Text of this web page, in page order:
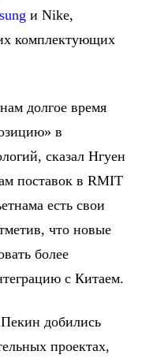
и Nike,
комплектующих
долгое время
в
сказал Нгуен
поставок в RMIT
есть свои
что новые
более
с Китаем.
добились
проектах,